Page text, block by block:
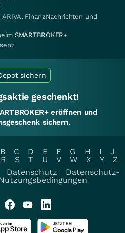
FinanzNachrichten und
SMARTBROKER+
sichern
geschenkt!
eröffnen und
sichern.
B C D E F G H I
J
R S T U V W X Y
Z
Datenschutz
Datenschutz-